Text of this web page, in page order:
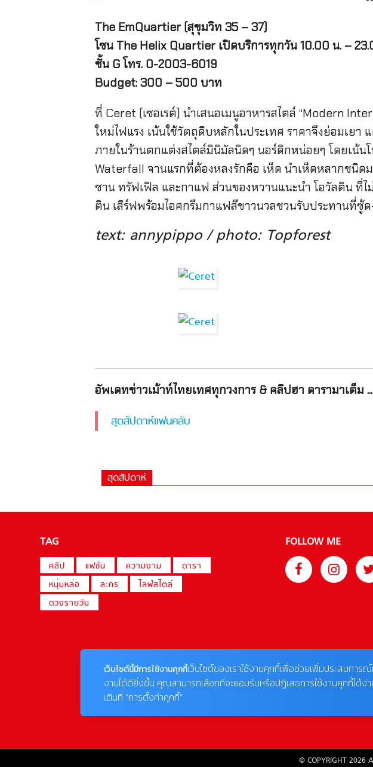
The EmQuartier (สุขุมวิท 35 – 37)
โซน The Helix Quartier เปิดบริการทุกวัน 10.00 น. –
ชั้น G โทร. 0-2003-6019
Budget: 300 – 500 บาท
ที่ Ceret (เซอเรต์) นำเสนอเมนูอาหารสไตล์ “Modern
ใหม่ไฟแรง เน้นใช้วัตถุดิบหลักในประเทศ ราคาจึงย่อมเย
ภายในร้านตกแต่งสไตล์มินิมัลนิดๆ นอร์ดิกหน่อยๆ โดยเน้
Waterfall จานแรกที่ต้องหลงรักคือ เห็ด นำเห็ดหลากชนิ
ซาน ทรัฟเฟิล และกาแฟ ส่วนของหวานแนะนำ โอวัลติน ที่
ติน เสิร์ฟพร้อมไอศกรีมกาแฟสีขาวนวลชวนรับประทานที่ซู้
text: annypippo / photo: Topforest
อัพเดทข่าวเม้าท์ไทยเทศทุกวงการ & คลิปฮา ดารามาเต็ม
สุดสัปดาห์แฟนคลับ
สุดสัปดาห์
TAG
คลิป แฟชั่น ความงาม
ดารา
หนุ่มหล่อ
ละคร
ไลฟ์สไตล์
ดวงรายวัน
FOLLOW ME
© COPYRIGHT 2026
เว็บไซต์นี้มีการใช้งานคุกกี้เว็บไซต์ของเราใช้งานคุกกี้เพื่อช่วยเพิ่มประสบการณ์
งานได้ดียิ่งขึ้น คุณสามารถเลือกที่จะยอมรับหรือปฏิเสธการใช้งานคุกกี้ได้ง่
เติมที่ “การตั้งค่าคุกกี้”